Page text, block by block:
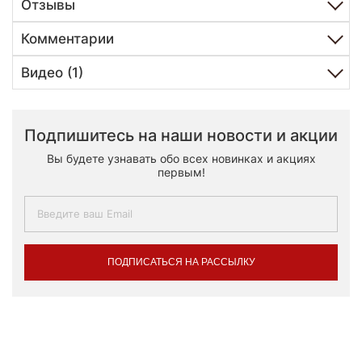
Отзывы
Комментарии
Видео (1)
Подпишитесь на наши новости и акции
Вы будете узнавать обо всех новинках и акциях
первым!
ПОДПИСАТЬСЯ НА РАССЫЛКУ